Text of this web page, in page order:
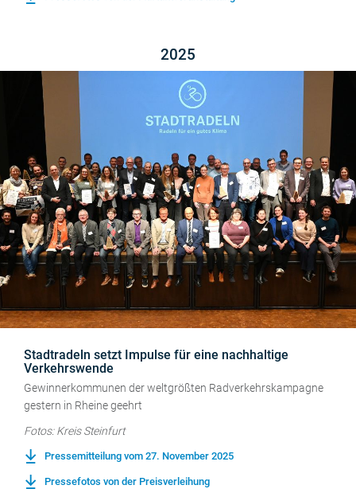
2025
Stadtradeln setzt Impulse für eine nachhaltige
Verkehrswende
Gewinnerkommunen der weltgrößten Radverkehrskampagne
gestern in Rheine geehrt
Fotos: Kreis Steinfurt
Pressemitteilung vom 27. November 2025
Pressefotos von der Preisverleihung